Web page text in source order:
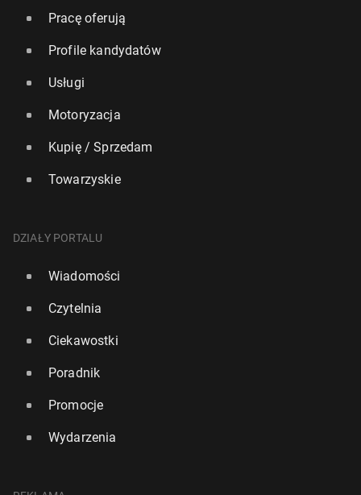
Pracę oferują
Profile kandydatów
Usługi
Motoryzacja
Kupię / Sprzedam
Towarzyskie
DZIAŁY PORTALU
Wiadomości
Czytelnia
Ciekawostki
Poradnik
Promocje
Wydarzenia